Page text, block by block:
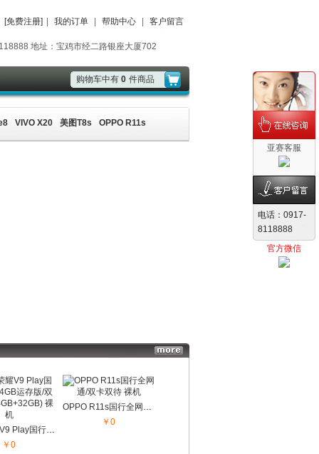
购物车中有 0 件商品
VIVO X20 美图T8s OPPO R11s
我的订单 帮助中心 客户留言
[免费注册]
地址：宝鸡市经二路银座大厦702
华为 荣耀V9 Play国行全网通4GB运存版/双卡双待 (4GB+32GB) 裸机
￥0
OPPO R11s国行全网通/双卡双待 裸机
￥0
亚赛客服
电话：0917-
8118888
官方微信